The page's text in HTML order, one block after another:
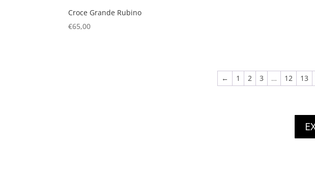
Croce Grande Rubino
€65,00
← 1 2 3 … 12 13